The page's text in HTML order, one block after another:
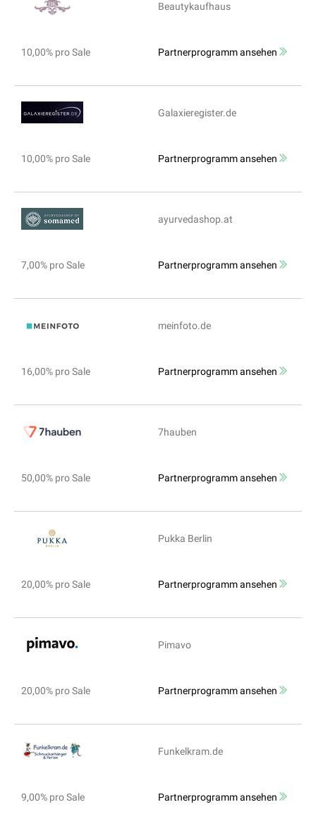
Beautykaufhaus
10,00% pro Sale Partnerprogramm ansehen
Galaxieregister.de
10,00% pro Sale Partnerprogramm ansehen
ayurvedashop.at
7,00% pro Sale Partnerprogramm ansehen
meinfoto.de
16,00% pro Sale Partnerprogramm ansehen
7hauben
50,00% pro Sale Partnerprogramm ansehen
Pukka Berlin
20,00% pro Sale Partnerprogramm ansehen
Pimavo
20,00% pro Sale Partnerprogramm ansehen
Funkelkram.de
9,00% pro Sale Partnerprogramm ansehen